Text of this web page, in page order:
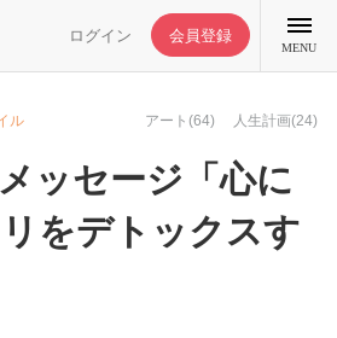
ログイン 会員登録
MENU
ル アート(64) 人生計画(24)
ッセージ「心に
をデトックスす